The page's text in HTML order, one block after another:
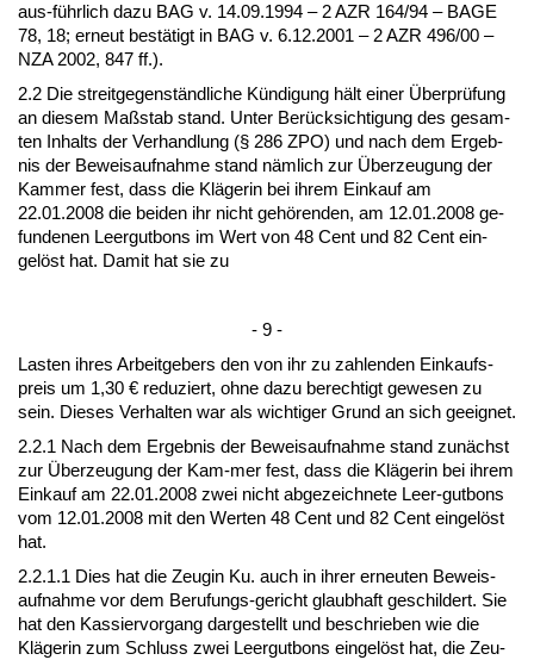
aus-führ­lich da­zu BAG v. 14.09.1994 – 2 AZR 164/94 – BA­GE
78, 18; er­neut bestätigt in BAG v. 6.12.2001 – 2 AZR 496/00 –
NZA 2002, 847 ff.).
2.2 Die streit­ge­genständ­li­che Kündi­gung hält ei­ner Über­prüfung
an die­sem Maßstab stand. Un­ter Berück­sich­ti­gung des ge­sam­
ten In­halts der Ver­hand­lung (§ 286 ZPO) und nach dem Er­geb­
nis der Be­weis­auf­nah­me stand nämlich zur Über­zeu­gung der
Kam­mer fest, dass die Kläge­rin bei ih­rem Ein­kauf am
22.01.2008 die bei­den ihr nicht gehören­den, am 12.01.2008 ge­
fun­de­nen Leer­gut­bons im Wert von 48 Cent und 82 Cent ein­
gelöst hat. Da­mit hat sie zu
- 9 -
Las­ten ih­res Ar­beit­ge­bers den von ihr zu zah­len­den Ein­kaufs­
preis um 1,30 € re­du­ziert, oh­ne da­zu be­rech­tigt ge­we­sen zu
sein. Die­ses Ver­hal­ten war als wich­ti­ger Grund an sich ge­eig­net.
2.2.1 Nach dem Er­geb­nis der Be­weis­auf­nah­me stand zunächst
zur Über­zeu­gung der Kam-mer fest, dass die Kläge­rin bei ih­rem
Ein­kauf am 22.01.2008 zwei nicht ab­ge­zeich­ne­te Leer-gut­bons
vom 12.01.2008 mit den Wer­ten 48 Cent und 82 Cent ein­gelöst
hat.
2.2.1.1 Dies hat die Zeu­gin Ku. auch in ih­rer er­neu­ten Be­weis­
auf­nah­me vor dem Be­ru­fungs-ge­richt glaub­haft ge­schil­dert. Sie
hat den Kas­sier­vor­gang dar­ge­stellt und be­schrie­ben wie die
Kläge­rin zum Schluss zwei Leer­gut­bons ein­gelöst hat, die Zeu­